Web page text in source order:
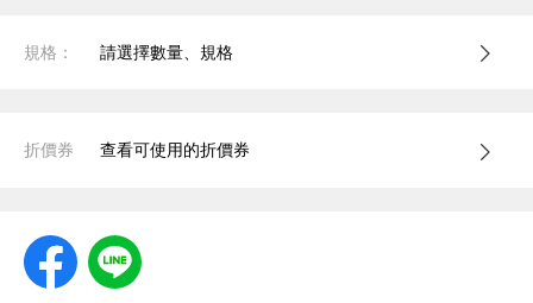
規格： 請選擇數量、規格
折價券 查看可使用的折價券